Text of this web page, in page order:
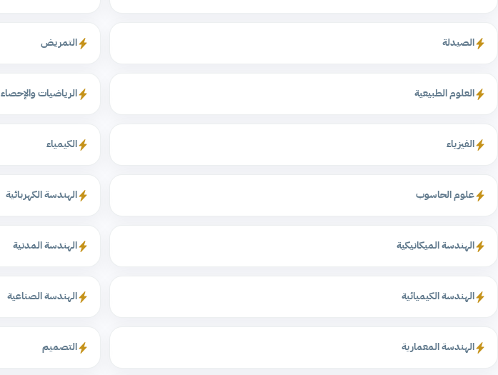
الصيدلة التمريض
العلوم الطبيعية الرياضيات والإحصاء
الفيزياء الكيمياء
علوم الحاسوب الهندسة الكهربائية
الهندسة الميكانيكية الهندسة المدنية
الهندسة الكيميائية الهندسة الصناعية
الهندسة المعمارية التصميم